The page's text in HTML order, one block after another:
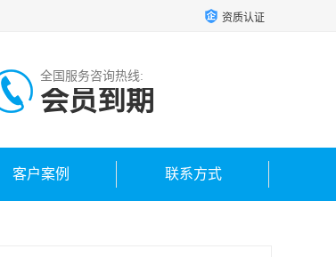
资质认证
全国服务咨询热线:
会员到期
客户案例 联系方式